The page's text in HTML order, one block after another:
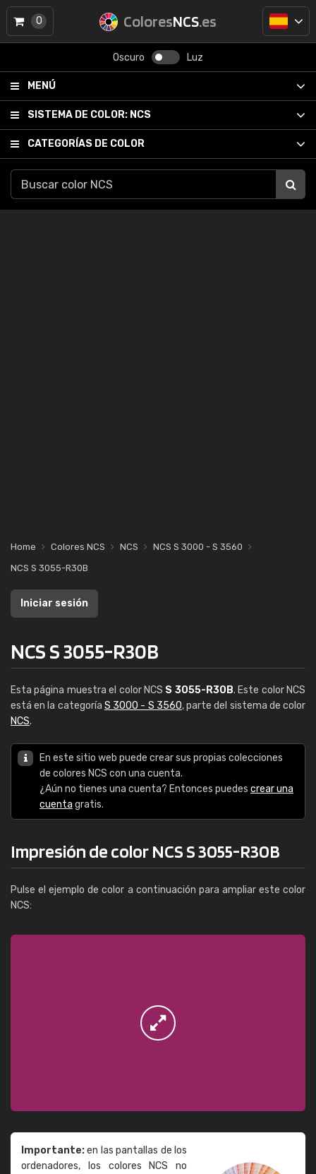
ColoresNCS.es
Oscuro Luz
MENÚ
SISTEMA DE COLOR: NCS
CATEGORÍAS DE COLOR
0
Home Colores NCS NCS
NCS S 3000 - S 3560
NCS S 3055-R30B
Iniciar sesión
NCS S 3055-R30B
Esta página muestra el color NCS S 3055-R30B. Este color NCS
está en la categoría S 3000 - S 3560, parte del sistema de color
NCS.
En este sitio web puede crear sus propias colecciones
de colores NCS con una cuenta.
¿Aún no tienes una cuenta? Entonces puedes crear una
cuenta gratis.
Impresión de color NCS S 3055-R30B
Pulse el ejemplo de color a continuación para ampliar este color
NCS:
Importante:en las pantallas de los
ordenadores, los colores NCS no